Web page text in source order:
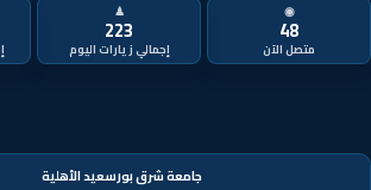
◉
48
متصل الآن
♟
223
جامعة شرق بورسعيد الأهلية